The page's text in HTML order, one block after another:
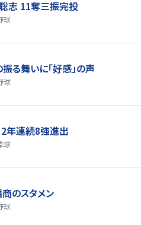
志 11奪三振完投
球
る舞いに「好感」の声
球
年連続8強進出
球
のスタメン
球